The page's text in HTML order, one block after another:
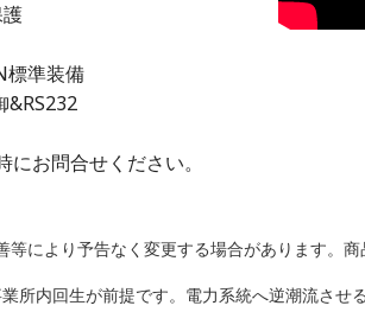
準装備
お問合せください。
により予告なく変更する場合があります。
所内回生が前提です。電力系統へ逆潮流させ